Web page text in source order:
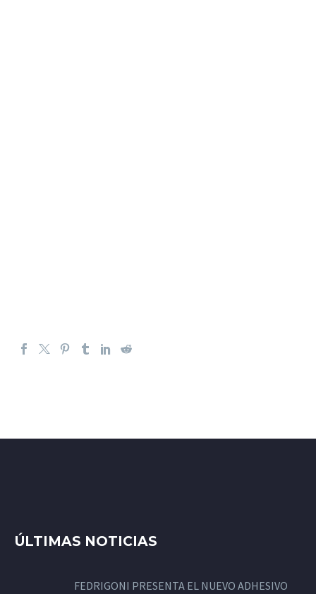
ÚLTIMAS NOTICIAS
FEDRIGONI PRESENTA EL NUEVO ADHESIVO